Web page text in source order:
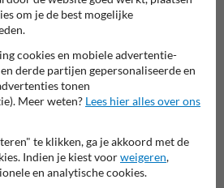
terrein
Veiligheidsborden
om je de best mogelijke
cookies en mobiele advertentie-
derde partijen gepersonaliseerde en
tonen
Meer weten? Lees hier alles over ons
te klikken, ga je akkoord met de
Indien je kiest voorweigeren,
en analytische cookies.